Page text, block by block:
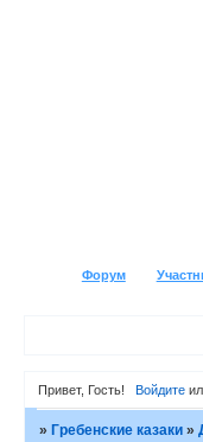
Форум
Привет, Гость! Войдите
»Гребенские казаки »